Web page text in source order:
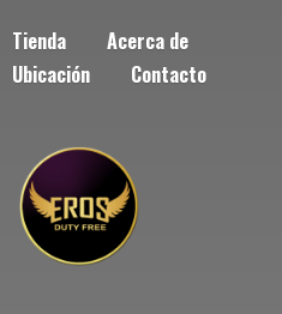
Tienda
Acerca de
Ubicación
Contacto